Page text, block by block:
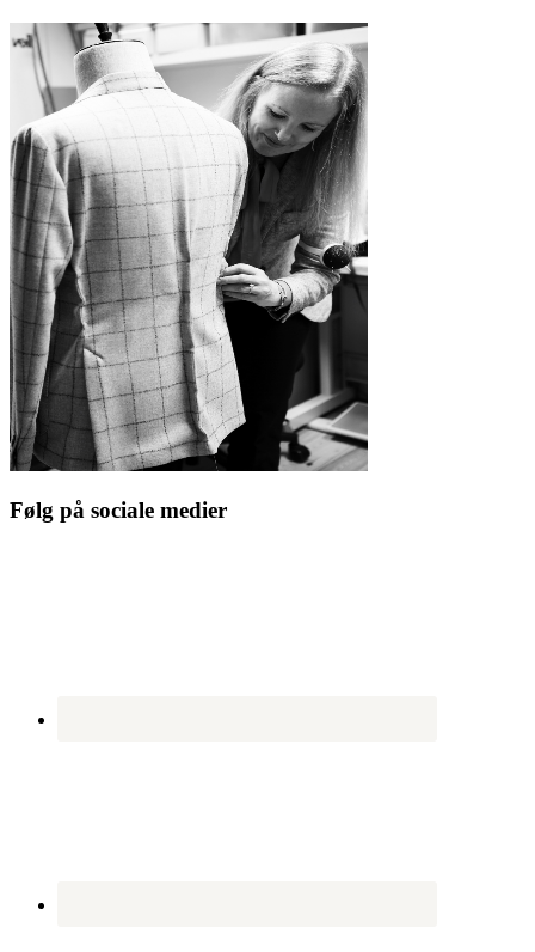
Følg på sociale medier